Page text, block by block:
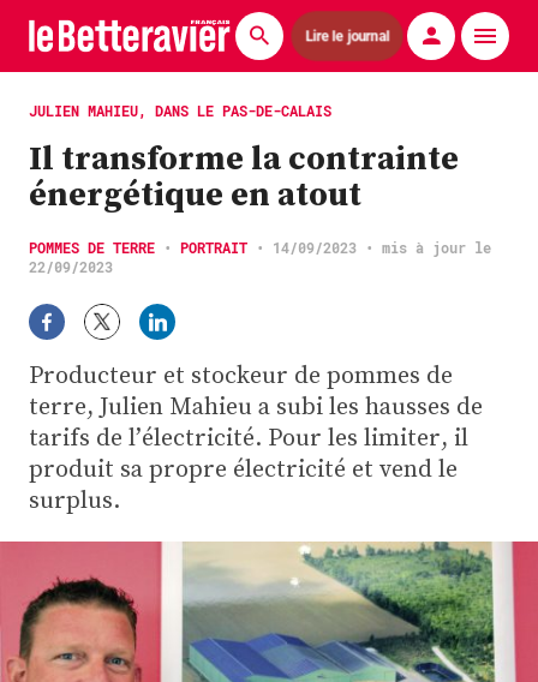
Lire le journal
Actualités
Économie
Agronomie
Matériels
La technique ITB
Pommes de terre
Guides pratiques
Chasse
Plus
Abonnez-vous
JULIEN MAHIEU, DANS LE PAS-DE-CALAIS
Il transforme la contrainte
énergétique en atout
POMMES DE TERRE • PORTRAIT • 14/09/2023 • mis à jour le
22/09/2023
Producteur et stockeur de pommes de
terre, Julien Mahieu a subi les hausses de
tarifs de l’électricité. Pour les limiter, il
produit sa propre électricité et vend le
surplus.